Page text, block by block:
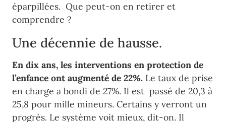
éparpillées. Que peut-on en retirer et
comprendre ?
Une décennie de hausse.
En dix ans, les interventions en protection de
l’enfance ont augmenté de 22%. Le taux de prise
en charge a bondi de 27%. Il est passé de 20,3 à
25,8 pour mille mineurs. Certains y verront un
progrès. Le système voit mieux, dit-on. Il